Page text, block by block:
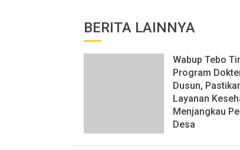
BERITA LAINNYA
Wabup Tebo
Program
Dusun,
Layanan
Menjangkau
Desa